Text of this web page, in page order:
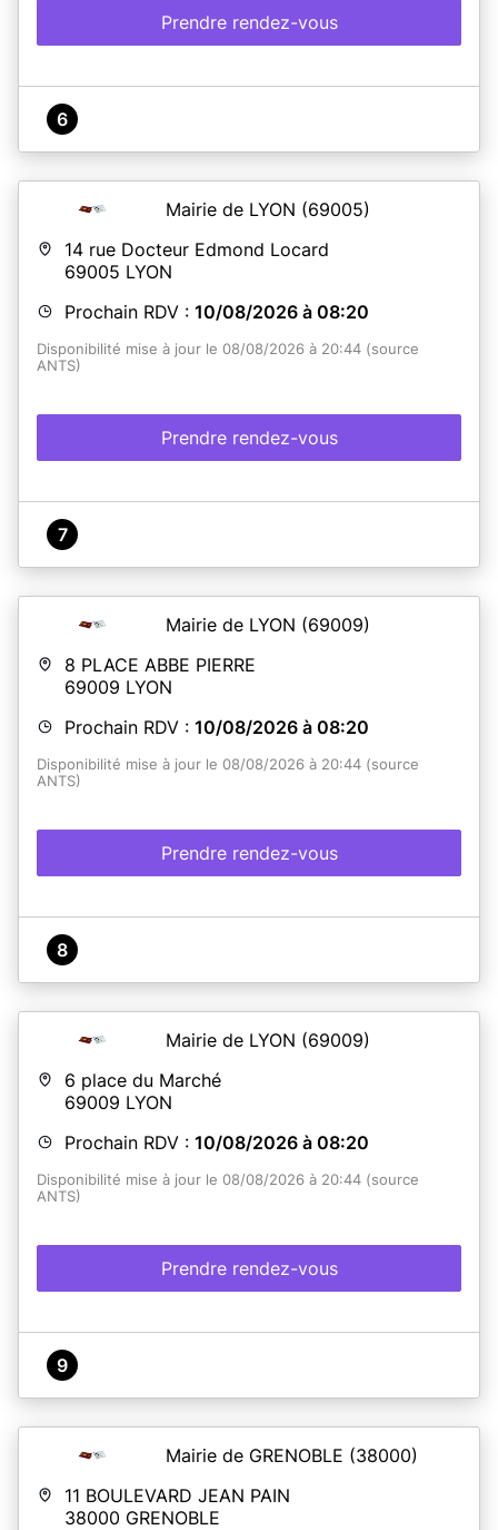
Prendre rendez-vous
6
Mairie de LYON (69005)
14 rue Docteur Edmond Locard
69005 LYON
Prochain RDV : 10/08/2026 à 08:20
Disponibilité mise à jour le 08/08/2026 à 20:44 (source
ANTS)
Prendre rendez-vous
7
Mairie de LYON (69009)
8 PLACE ABBE PIERRE
69009 LYON
Prochain RDV : 10/08/2026 à 08:20
Disponibilité mise à jour le 08/08/2026 à 20:44 (source
ANTS)
Prendre rendez-vous
8
Mairie de LYON (69009)
6 place du Marché
69009 LYON
Prochain RDV : 10/08/2026 à 08:20
Disponibilité mise à jour le 08/08/2026 à 20:44 (source
ANTS)
Prendre rendez-vous
9
Mairie de GRENOBLE (38000)
11 BOULEVARD JEAN PAIN
38000 GRENOBLE